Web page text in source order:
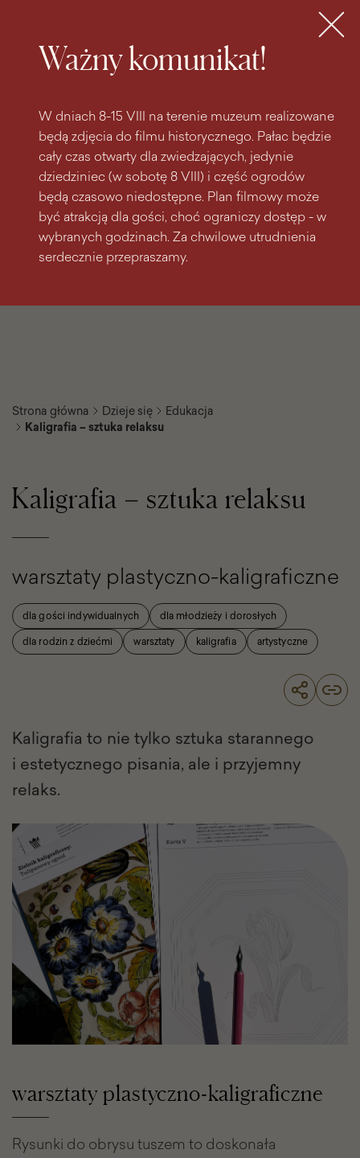
Ważny komunikat!
W dniach 8-15 VIII na terenie muzeum realizowane
będą zdjęcia do filmu historycznego. Pałac będzie
cały czas otwarty dla zwiedzających, jedynie
dziedziniec (w sobotę 8 VIII) i część ogrodów
będą czasowo niedostępne. Plan filmowy może
być atrakcją dla gości, choć ograniczy dostęp - w
wybranych godzinach. Za chwilowe utrudnienia
serdecznie przepraszamy.
MENU
Strona główna Dzieje się
Edukacja
Kaligrafia – sztuka relaksu
Kaligrafia – sztuka relaksu
warsztaty plastyczno-kaligraficzne
dla gości indywidualnych
dla młodzieży i dorosłych
dla rodzin z dziećmi
warsztaty kaligrafia artystyczne
Kaligrafia to nie tylko sztuka starannego
i estetycznego pisania, ale i przyjemny
relaks.
warsztaty plastyczno-kaligraficzne
Rysunki do obrysu tuszem to doskonała